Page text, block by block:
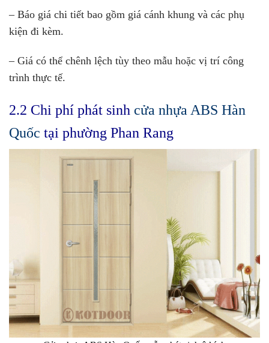
– Báo giá chi tiết bao gồm giá cánh khung và các phụ
kiện đi kèm.
– Giá có thể chênh lệch tùy theo mẫu hoặc vị trí công
trình thực tế.
2.2 Chi phí phát sinh cửa nhựa ABS Hàn
Quốc tại phường Phan Rang